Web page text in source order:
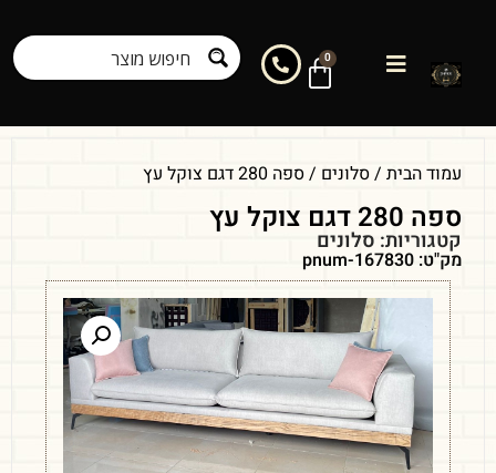
0
עמוד הבית /סלונים / ספה 280 דגם צוקל עץ
ספה 280 דגם צוקל עץ
קטגוריות: סלונים
מק"ט: pnum-167830